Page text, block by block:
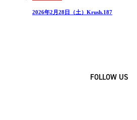
2026年2月28日（土）Krush.187
FOLLOW US